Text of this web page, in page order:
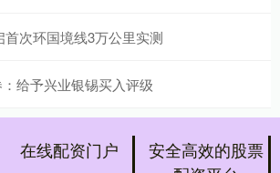
次环国境线3万公里实测
给予兴业银锡买入评级
在线配资门户
安全高效的股票